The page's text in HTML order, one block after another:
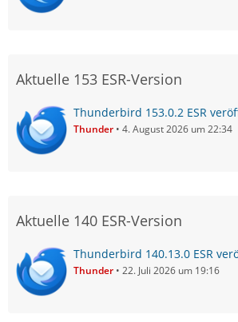
Aktuelle 153 ESR-Version
Thunderbird 153.0.2 ESR
Thunder 4. August 2026 um 22:34
Aktuelle 140 ESR-Version
Thunderbird 140.13.0 ESR
Thunder 22. Juli 2026 um 19:16